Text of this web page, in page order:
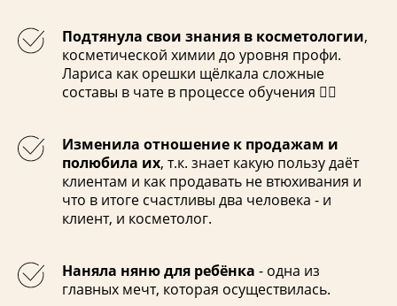
Подтянула свои знания в косметологии,
косметической химии до уровня профи.
Лариса как орешки щёлкала сложные
составы в чате в процессе обучения 👌🏻
Изменила отношение к продажам и
полюбила их, т.к. знает какую пользу даёт
клиентам и как продавать не втюхивания и
что в итоге счастливы два человека - и
клиент, и косметолог.
Наняла няню для ребёнка - одна из
главных мечт, которая осуществилась.